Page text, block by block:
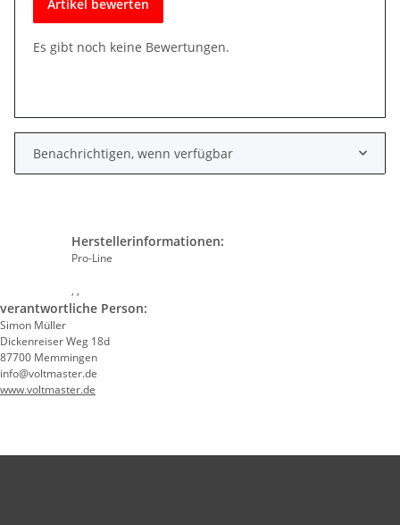
Artikel bewerten
Es gibt noch keine Bewertungen.
Benachrichtigen, wenn verfügbar
Herstellerinformationen:
Pro-Line
, ,
verantwortliche Person:
Simon Müller
Dickenreiser Weg 18d
87700 Memmingen
info@voltmaster.de
www.voltmaster.de